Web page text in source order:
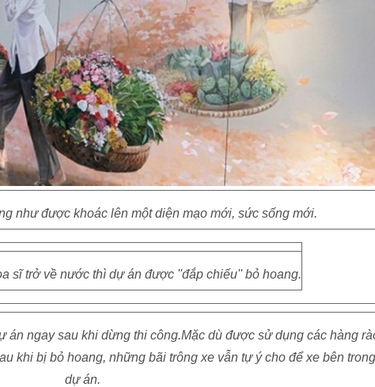
như được khoác lên một diện mạo mới, sức sống mới.
sĩ trở về nước thì dự án được ''đắp chiếu'' bỏ hoang.
án ngay sau khi dừng thi công.Mặc dù được sử dụng các hàng
khi bị bỏ hoang, những bãi trông xe vẫn tự ý cho để xe bên trong
dự án.